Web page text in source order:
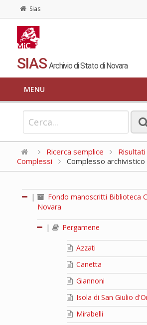
Sias
SIAS Archivio di Stato di Novara
MENU
Ricerca semplice
Complessi
Complesso archivistico
|
Fondo manoscritti Biblioteca
Novara
| Pergamene
Azzati
Canetta
Giannoni
Isola di San Giulio
Mirabelli